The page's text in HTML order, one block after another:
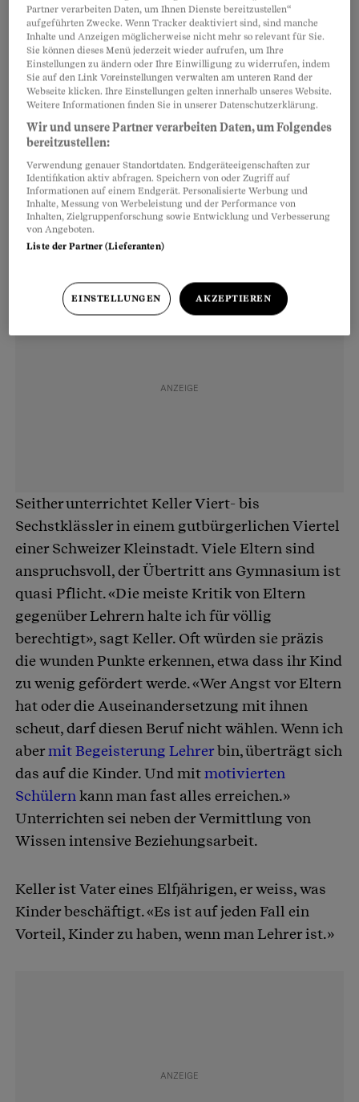
Pädagogischen Hochschule Zürich zum
Primarlehrer ausbilden. Der Historiker war
zuvor 20 Jahre als Journalist tätig gewesen, oft
auch im Ausland. Das fünfzigste Erdbeben und
die hundertste Wahlveranstaltung und die
immer gleichen Reaktionen darauf liessen ihn
allmählich zweifeln. «Ich wollte etwas
Sinnvolles tun.» Daher die Idee, Lehrer zu
werden. Er bewarb sich mit einem
Motivationsschreiben, wurde eingeladen und
aufgenommen.
Seither unterrichtet Keller Viert- bis
Sechstklässler in einem gutbürgerlichen Viertel
einer Schweizer Kleinstadt. Viele Eltern sind
anspruchsvoll, der Übertritt ans Gymnasium ist
quasi Pflicht. «Die meiste Kritik von Eltern
gegenüber Lehrern halte ich für völlig
berechtigt», sagt Keller. Oft würden sie präzis
die wunden Punkte erkennen, etwa dass ihr Kind
zu wenig gefördert werde. «Wer Angst vor Eltern
hat oder die Auseinandersetzung mit ihnen
scheut, darf diesen Beruf nicht wählen. Wenn ich
abermit Begeisterung Lehrerbin, überträgt sich
das auf die Kinder. Und mitmotivierten
Schülernkann man fast alles erreichen.»
Unterrichten sei neben der Vermittlung von
Wissen intensive Beziehungsarbeit.
Keller ist Vater eines Elfjährigen, er weiss, was
Kinder beschäftigt. «Es ist auf jeden Fall ein
Vorteil, Kinder zu haben, wenn man Lehrer ist.»
Partner verarbeiten Daten, um Ihnen Dienste bereitzustellen“
aufgeführten Zwecke. Wenn Tracker deaktiviert sind, sind manche
Inhalte und Anzeigen möglicherweise nicht mehr so relevant für Sie.
Sie können dieses Menü jederzeit wieder aufrufen, um Ihre
Einstellungen zu ändern oder Ihre Einwilligung zu widerrufen, indem
Sie auf den Link Voreinstellungen verwalten am unteren Rand der
Webseite klicken. Ihre Einstellungen gelten innerhalb unseres Website.
Weitere Informationen finden Sie in unserer Datenschutzerklärung.
Wir und unsere Partner verarbeiten Daten, um Folgendes
bereitzustellen:
Verwendung genauer Standortdaten. Endgeräteeigenschaften zur
Identifikation aktiv abfragen. Speichern von oder Zugriff auf
Informationen auf einem Endgerät. Personalisierte Werbung und
Inhalte, Messung von Werbeleistung und der Performance von
Inhalten, Zielgruppenforschung sowie Entwicklung und Verbesserung
von Angeboten.
Liste der Partner (Lieferanten)
EINSTELLUNGEN AKZEPTIEREN